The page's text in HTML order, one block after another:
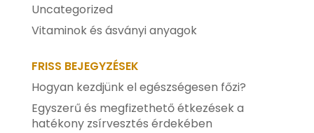
Uncategorized
Vitaminok és ásványi anyagok
FRISS BEJEGYZÉSEK
Hogyan kezdjünk el egészségesen főzi?
Egyszerű és megfizethető étkezések a
hatékony zsírvesztés érdekében